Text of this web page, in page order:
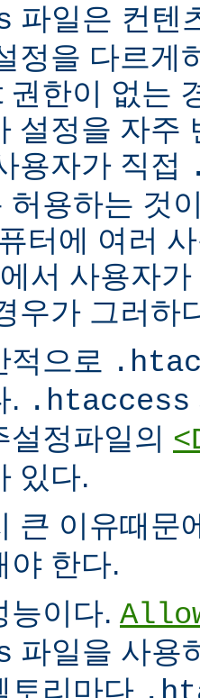
파일은 컨텐
정을 다르게
권한이 없는
설정을 자주
용자가 직접
허용하는 것
터에 여러
서 사용자
우가 그러하
적으로
. .htaccess
정파일의
있다.
큰 이유때문
야 한다.
능이다.
파일을 사용
토리마다